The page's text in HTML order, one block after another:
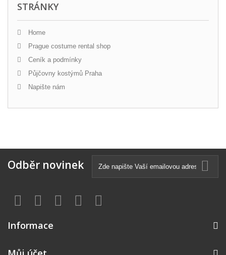
STRÁNKY
Home
Prague costume rental shop
Ceník a podmínky
Půjčovny kostýmů Praha
Napište nám
Odběr novinek
Informace